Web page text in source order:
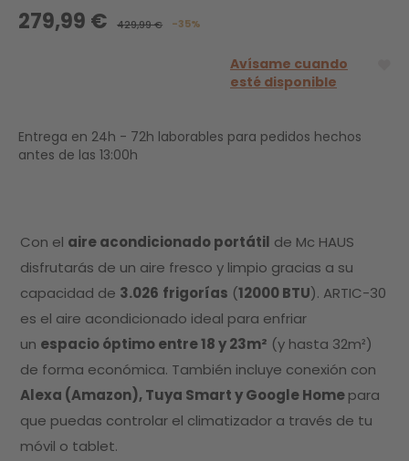
279,99 € 429,99 € -35%
Avísame cuando
esté disponible
Entrega en 24h - 72h laborables para pedidos hechos
antes de las 13:00h
Con el aire acondicionado portátil de Mc HAUS
disfrutarás de un aire fresco y limpio gracias a su
capacidad de 3.026 frigorías (12000 BTU). ARTIC-30
es el aire acondicionado ideal para enfriar
un espacio óptimo entre 18 y 23m² (y hasta 32m²)
de forma económica. También incluye conexión con
Alexa (Amazon), Tuya Smart y Google Homepara
que puedas controlar el climatizador a través de tu
móvil o tablet.